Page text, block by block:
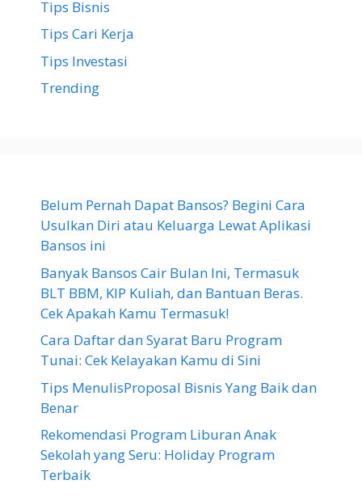
Tips Bisnis
Tips Cari Kerja
Tips Investasi
Trending
Belum Pernah Dapat Bansos? Begini Cara
Usulkan Diri atau Keluarga Lewat Aplikasi
Bansos ini
Banyak Bansos Cair Bulan Ini, Termasuk
BLT BBM, KIP Kuliah, dan Bantuan Beras.
Cek Apakah Kamu Termasuk!
Cara Daftar dan Syarat Baru Program
Tunai: Cek Kelayakan Kamu di Sini
Tips MenulisProposal Bisnis Yang Baik dan
Benar
Rekomendasi Program Liburan Anak
Sekolah yang Seru: Holiday Program
Terbaik